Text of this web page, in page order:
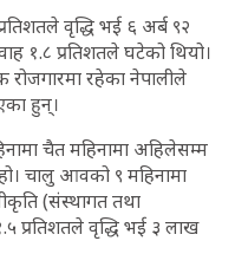
वृद्धि भई ६ अर्ब ९२
१.८ प्रतिशतले घटेको थियो।
रहेका नेपालीले
हुन्।
चैत महिनामा अहिलेसम्म
चालु आवको ९ महिनामा
(संस्थागत तथा
प्रतिशतले वृद्धि भई ३ लाख